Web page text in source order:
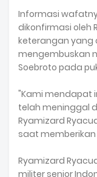
Informasi
dikonfirmasi oleh
keterangan yang
mengembuskan
Soebroto pada
"Kami mendapat
telah meninggal
Ryamizard
saat
Ryamizard
militer senior